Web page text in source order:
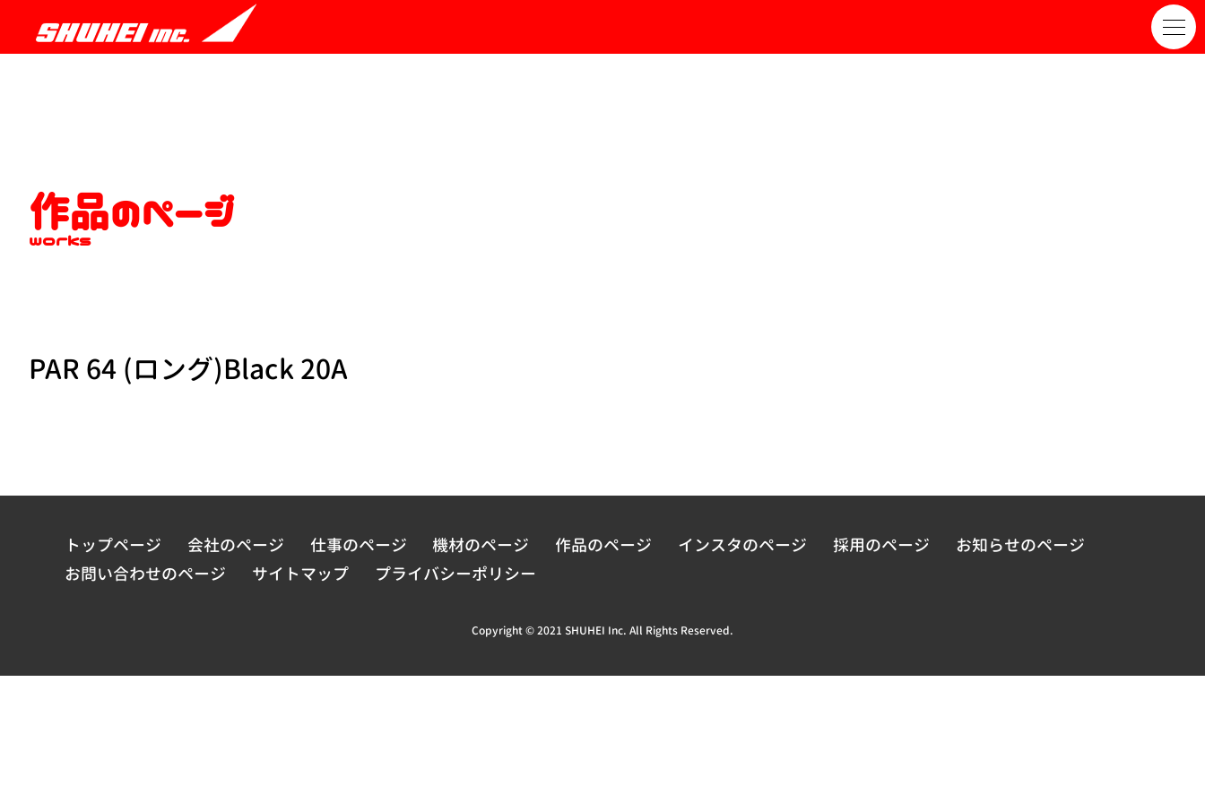
作品のページ
works
PAR 64 (ロング)Black 20A
トップページ 会社のページ 仕事のページ 機材のページ 作品のページ インスタのページ 採用のページ
お知らせのページ
お問い合わせのページ
サイトマップ プライバシーポリシー
Copyright © 2021 SHUHEI Inc. All Rights Reserved.